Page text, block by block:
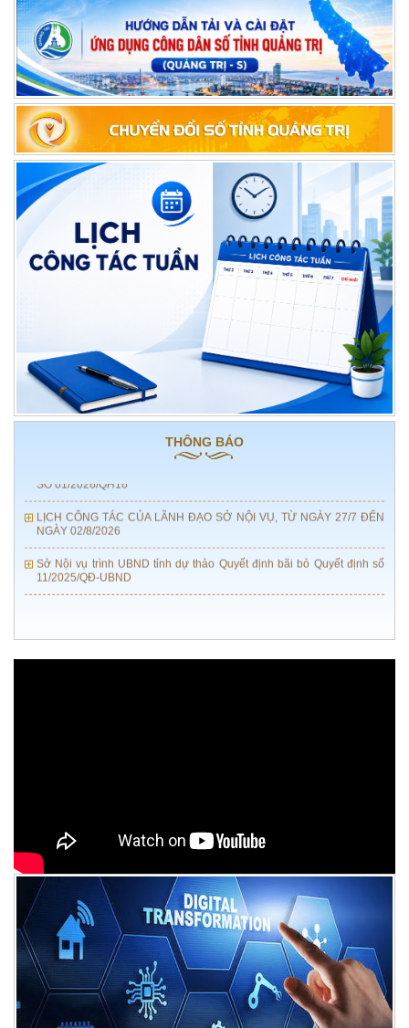
THÔNG BÁO
LỊCH CÔNG TÁC CỦA LÃNH ĐẠO SỞ NỘI VỤ, TỪ NGÀY 10/8 ĐẾN
NGÀY 16/8/2026
LỊCH CÔNG TÁC CỦA LÃNH ĐẠO SỞ NỘI VỤ, TỪ NGÀY 03/8 ĐẾN
NGÀY 09/8/2026
TĂNG CƯỜNG TỔ CHỨC THỰC HIỆN LUẬT TIẾP CẬN THÔNG TIN
LỊCH CÔNG TÁC CỦA LÃNH ĐẠO SỞ NỘI VỤ, TỪ NGÀY 27/7 ĐẾN
NGÀY 02/8/2026
Sở Nội vụ trình UBND tỉnh dự thảo Quyết định bãi bỏ Quyết định số
11/2025/QĐ-UBND